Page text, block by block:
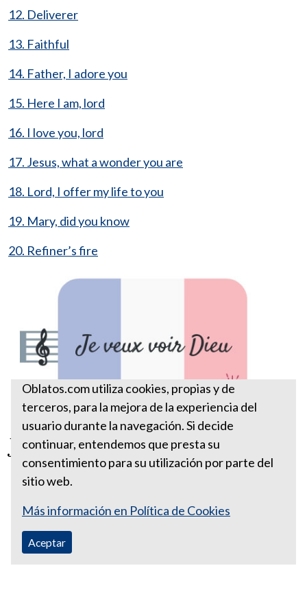
12. Deliverer
13. Faithful
14. Father, I adore you
15. Here I am, lord
16. I love you, lord
17. Jesus, what a wonder you are
18. Lord, I offer my life to you
19. Mary, did you know
20. Refiner’s fire
Je veux voir Dieu
Oblatos.com utiliza cookies, propias y de
terceros, para la mejora de la experiencia del
usuario durante la navegación. Si decide
continuar, entendemos que presta su
consentimiento para su utilización por parte del
sitio web.
Más información en Política de Cookies
Aceptar